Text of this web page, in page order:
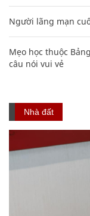
Người lãng mạn
Mẹo học thuộc
câu nói vui vẻ
Nhà đất